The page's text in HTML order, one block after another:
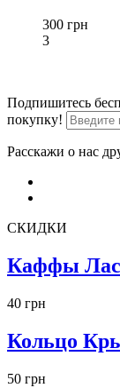
300 грн
3
Подпишитесь
покупку!
Расскажи о нас
СКИДКИ
Каффы
40 грн
Кольцо
50 грн